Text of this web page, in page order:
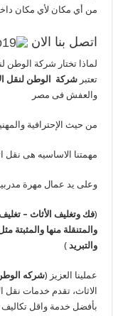
من أي مكان لأي مكان
اتصل بنا الان
لماذا تختار شركة الوطن
تعتبرشركة الوطن لنقل
والعفش فى مصر
من حيث الإحترافية
مهمتنا الاساسيه هى
وعلى يد عمال مهرة
(فك وتغليف الأثاث – تغليف
والمتنقلة منها والمثبتة
والتبريد )
عملينا العزيز (شركه
الاثاث، تقدم خدمات نقل
بأفضل خدمة واقل تكاليف